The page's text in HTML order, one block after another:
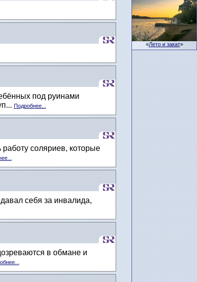
«Лето и закат»
под руинами
Подробнее...
соляриев, которые
себя за инвалида,
в обмане и